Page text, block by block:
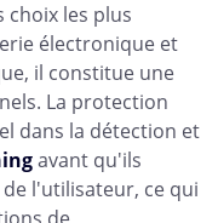
choix les plus
électronique et
il constitue une
La protection
dans la détection et
avant qu'ils
l'utilisateur, ce qui